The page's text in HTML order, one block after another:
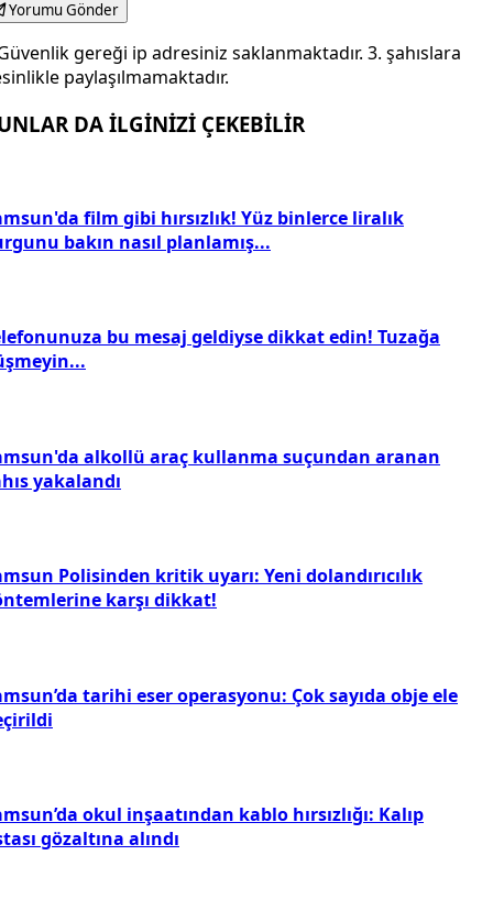
Yorumu Gönder
gereği ip adresiniz saklanmaktadır. 3. şahıslara
paylaşılmamaktadır.
DA İLGİNİZİ ÇEKEBİLİR
film gibi hırsızlık! Yüz binlerce liralık
bakın nasıl planlamış...
bu mesaj geldiyse dikkat edin! Tuzağa
alkollü araç kullanma suçundan aranan
yakalandı
Polisinden kritik uyarı: Yeni dolandırıcılık
karşı dikkat!
tarihi eser operasyonu: Çok sayıda obje ele
okul inşaatından kablo hırsızlığı: Kalıp
gözaltına alındı